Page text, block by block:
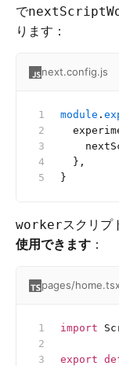
で
ります：
next.config.js
module .
  },
}
workerスクリプ
使用できます ：
pages/home.tsx
import
export